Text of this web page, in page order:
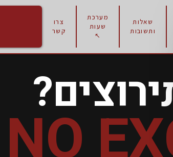
שאלות
ותשובות
מערכת
שעות
↖
צרו
קשר
NO